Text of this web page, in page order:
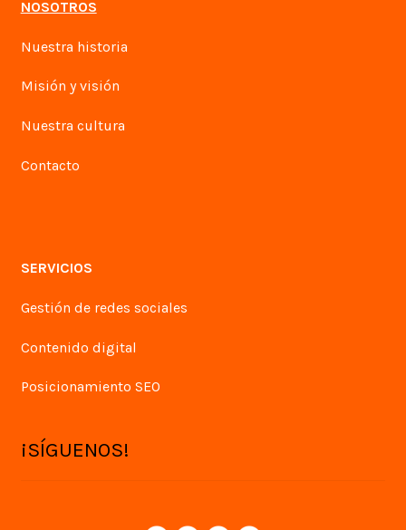
NOSOTROS
Nuestra historia
Misión y visión
Nuestra cultura
Contacto
SERVICIOS
Gestión de redes sociales
Contenido digital
Posicionamiento SEO
¡SÍGUENOS!